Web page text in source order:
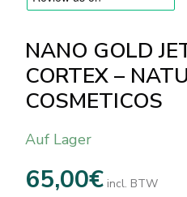
NANO GOLD
CORTEX –
COSMETICOS
Auf Lager
65,00€ incl. BTW